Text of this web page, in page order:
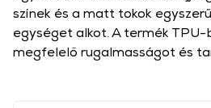
színek és a matt tokok
egységet alkot. A termék TPU-
megfelelő rugalmasságot és